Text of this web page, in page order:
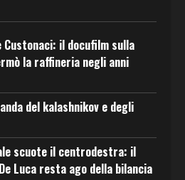
Custonaci: il docufilm sulla
la raffineria negli anni
del kalashnikov e degli
scuote il centrodestra: il
Luca resta ago della bilancia